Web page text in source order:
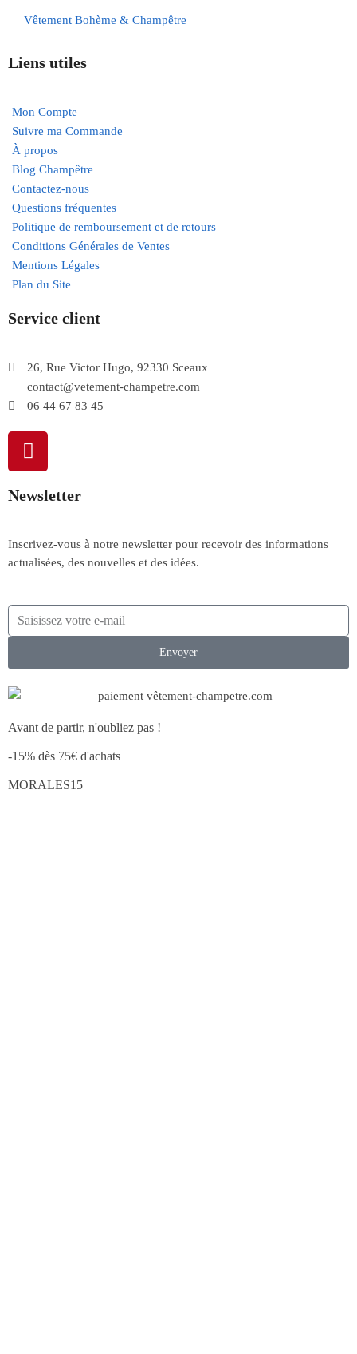
Vêtement Bohème & Champêtre
Liens utiles
Mon Compte
Suivre ma Commande
À propos
Blog Champêtre
Contactez-nous
Questions fréquentes
Politique de remboursement et de retours
Conditions Générales de Ventes
Mentions Légales
Plan du Site
Service client
26, Rue Victor Hugo, 92330 Sceaux
contact@vetement-champetre.com
06 44 67 83 45
Newsletter
Inscrivez-vous à notre newsletter pour recevoir des informations
actualisées, des nouvelles et des idées.
Envoyer
Avant de partir, n'oubliez pas !
-15% dès 75€ d'achats
MORALES15